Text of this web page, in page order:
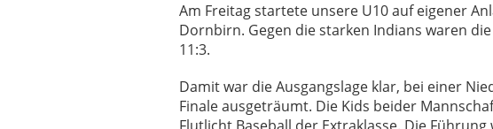
Am Freitag startete unsere U10 auf eigener
Dornbirn. Gegen die starken Indians waren
11:3.
Damit war die Ausgangslage klar, bei einer
Finale ausgeträumt. Die Kids beider